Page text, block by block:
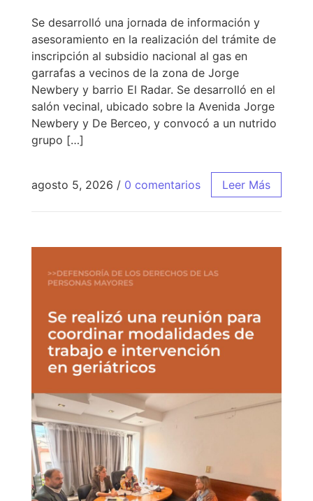
Se desarrolló una jornada de información y
asesoramiento en la realización del trámite de
inscripción al subsidio nacional al gas en
garrafas a vecinos de la zona de Jorge
Newbery y barrio El Radar. Se desarrolló en el
salón vecinal, ubicado sobre la Avenida Jorge
Newbery y De Berceo, y convocó a un nutrido
grupo […]
agosto 5, 2026 / 0 comentarios Leer Más